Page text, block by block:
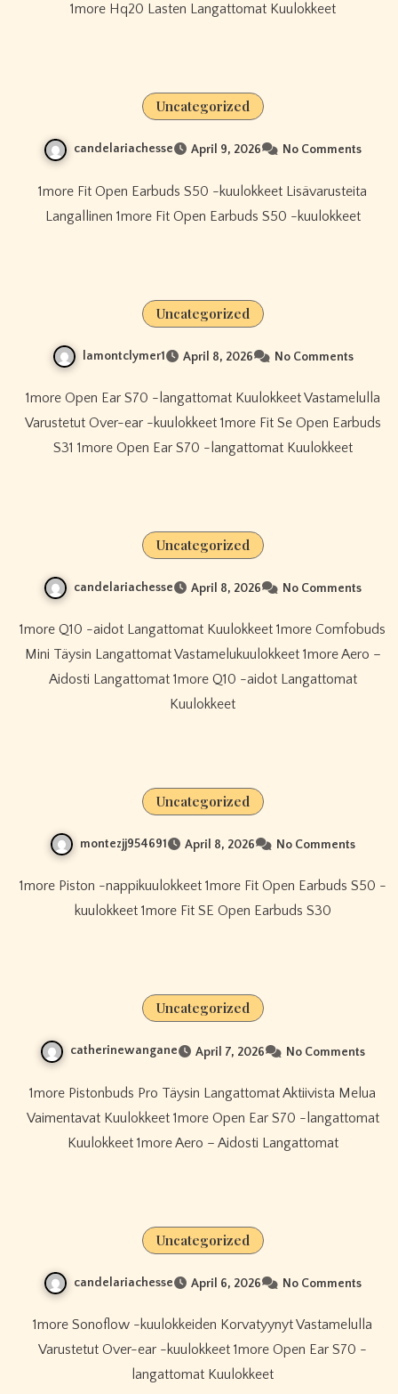
1more Hq20 Lasten Langattomat Kuulokkeet
Uncategorized
candelariachesse April 9, 2026 No Comments
1more Fit Open Earbuds S50 -kuulokkeet Lisävarusteita
Langallinen 1more Fit Open Earbuds S50 -kuulokkeet
Uncategorized
lamontclymer1 April 8, 2026 No Comments
1more Open Ear S70 -langattomat Kuulokkeet Vastamelulla
Varustetut Over-ear -kuulokkeet 1more Fit Se Open Earbuds
S31 1more Open Ear S70 -langattomat Kuulokkeet
Uncategorized
candelariachesse April 8, 2026 No Comments
1more Q10 -aidot Langattomat Kuulokkeet 1more Comfobuds
Mini Täysin Langattomat Vastamelukuulokkeet 1more Aero –
Aidosti Langattomat 1more Q10 -aidot Langattomat
Kuulokkeet
Uncategorized
montezjj954691 April 8, 2026 No Comments
1more Piston -nappikuulokkeet 1more Fit Open Earbuds S50 -
kuulokkeet 1more Fit SE Open Earbuds S30
Uncategorized
catherinewangane April 7, 2026 No Comments
1more Pistonbuds Pro Täysin Langattomat Aktiivista Melua
Vaimentavat Kuulokkeet 1more Open Ear S70 -langattomat
Kuulokkeet 1more Aero – Aidosti Langattomat
Uncategorized
candelariachesse April 6, 2026 No Comments
1more Sonoflow -kuulokkeiden Korvatyynyt Vastamelulla
Varustetut Over-ear -kuulokkeet 1more Open Ear S70 -
langattomat Kuulokkeet